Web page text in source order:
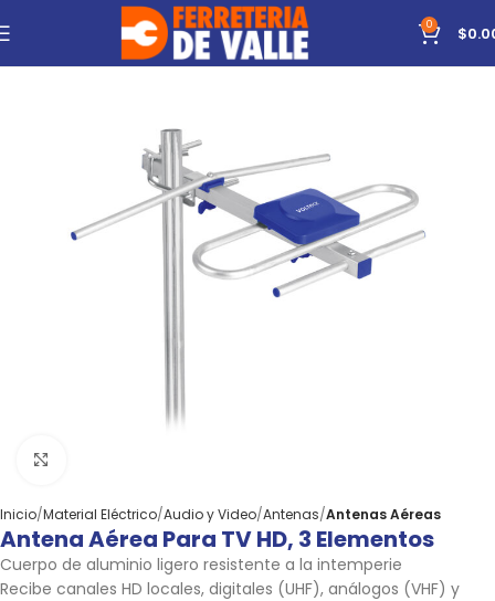
0 $
Inicio Material Eléctrico Audio y Video Antenas Antenas Aéreas
Antena Aérea Para TV HD, 3 Elementos
Cuerpo de aluminio ligero resistente a la intemperie
Recibe canales HD locales, digitales (UHF), análogos (VHF) y